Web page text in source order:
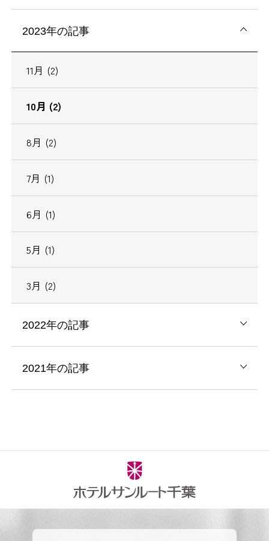
2023年の記事
11月 (2)
10月 (2)
8月 (2)
7月 (1)
6月 (1)
5月 (1)
3月 (2)
2022年の記事
2021年の記事